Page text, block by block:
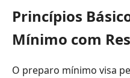
Princípios
Mínimo com
O preparo mínimo visa